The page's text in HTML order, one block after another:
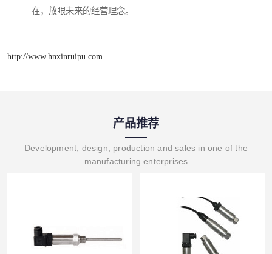
在，放眼未来的经营理念。
http://www.hnxinruipu.com
产品推荐
Development, design, production and sales in one of the
manufacturing enterprises